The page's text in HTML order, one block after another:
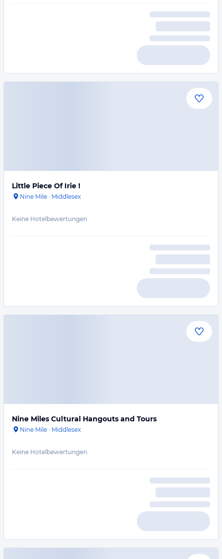
Little Piece Of Irie !
Nine Mile · Middlesex
Keine Hotelbewertungen
Nine Miles Cultural Hangouts and Tours
Nine Mile · Middlesex
Keine Hotelbewertungen